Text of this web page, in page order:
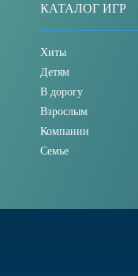
КАТАЛОГ ИГР
Хиты
Детям
В дорогу
Взрослым
Компании
Семье